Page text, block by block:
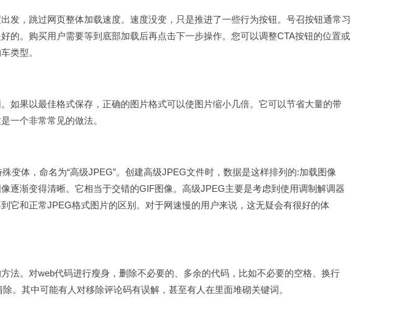
，跳过网页整体加载速度。速度没变，只是推进了一些行为按钮。号召按钮通常习
的。购买用户需要等到底部加载后再点击下一步操作。您可以调整CTA按钮的位置或
车类型。
果以最佳格式保存，正确的图片格式可以使图片缩小几倍。它可以节省大量的带
是一个非常常见的做法。
体，命名为“高级JPEG”。创建高级JPEG文件时，数据是这样排列的:加载图像
逐渐变得清晰。它相当于交错的GIF图像。高级JPEG主要是考虑到使用调制解调器
它和正常JPEG格式图片的区别。对于网速慢的用户来说，这无疑会有很好的体
。对web代码进行瘦身，删除不必要的、多余的代码，比如不必要的空格、换行
除。其中可能有人对移除评论码有误解，甚至有人在里面堆砌关键词。